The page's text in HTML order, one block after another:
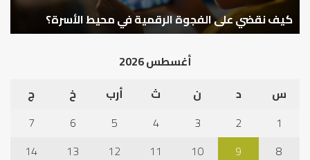
كيف نقضي على الفجوة الرقمية في محيط الأسرة؟
أغسطس 2026
س
د ن ث أرب خ
ج
1
2
3
4
5
6
7
8
9
10
11
12
13
14